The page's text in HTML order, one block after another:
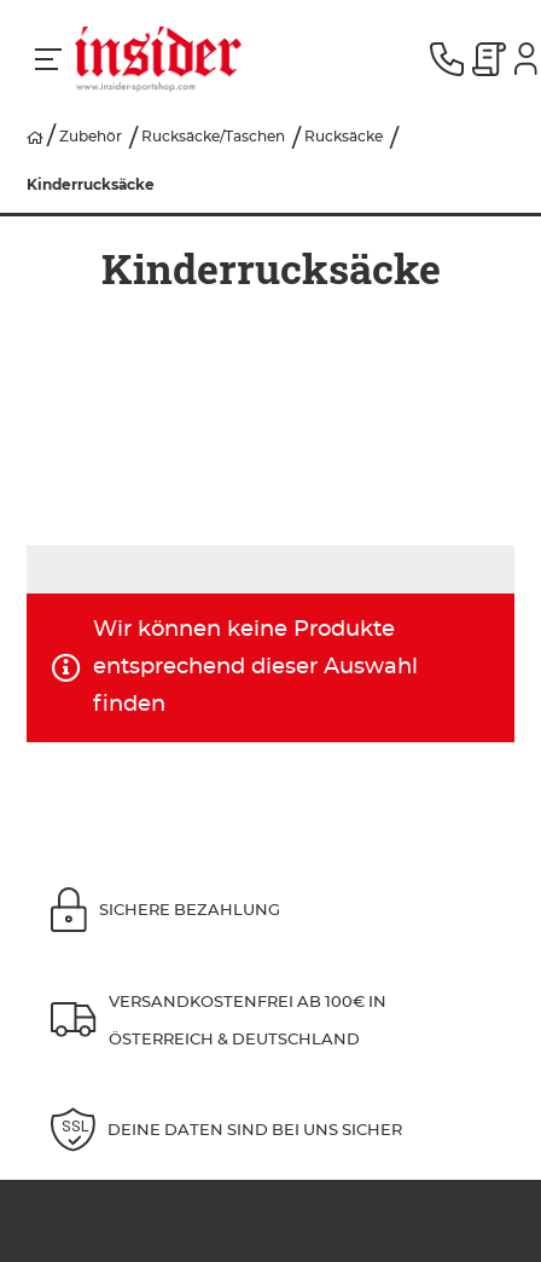
KINDER
ZUBEHÖR
Zubehör Rucksäcke/Taschen Rucksäcke
Kinderrucksäcke
Kinderrucksäcke
Wir können keine Produkte
entsprechend dieser Auswahl
finden
SICHERE BEZAHLUNG
VERSANDKOSTENFREI AB 100€ IN
ÖSTERREICH & DEUTSCHLAND
DEINE DATEN SIND BEI UNS SICHER